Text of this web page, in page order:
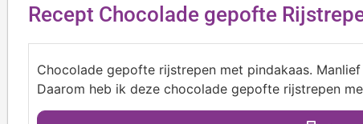
Recept Chocolade gepofte
Chocolade gepofte rijstrepen met pindakaas.
Daarom heb ik deze chocolade gepofte rijstrepen